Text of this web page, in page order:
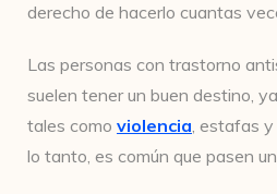
derecho de hacerlo cuantas
Las personas con trastorno
suelen tener un buen destino,
tales como violencia, estafas y
lo tanto, es común que pasen